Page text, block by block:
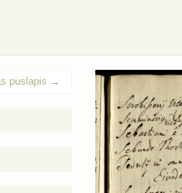
puslapis →